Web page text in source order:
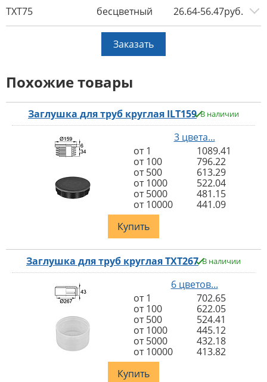
TXT75 бесцветный 26.64-56.47руб.
Заказать
Похожие товары
Заглушка для труб круглая ILT159 В наличии
3 цвета...
от 1
1089.41
от 100
796.22
от 500
613.29
от 1000
522.04
от 5000
481.15
от 10000
441.09
Купить
Заглушка для труб круглая TXT267 В наличии
6 цветов...
от 1
702.65
от 100
622.05
от 500
524.41
от 1000
445.12
от 5000
432.18
от 10000
413.82
Купить